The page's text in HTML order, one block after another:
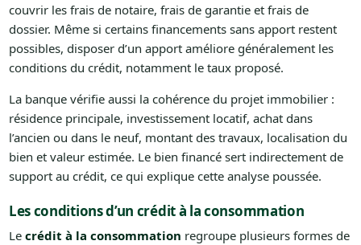
couvrir les frais de notaire, frais de garantie et frais de
dossier. Même si certains financements sans apport restent
possibles, disposer d’un apport améliore généralement les
conditions du crédit, notamment le taux proposé.
La banque vérifie aussi la cohérence du projet immobilier :
résidence principale, investissement locatif, achat dans
l’ancien ou dans le neuf, montant des travaux, localisation du
bien et valeur estimée. Le bien financé sert indirectement de
support au crédit, ce qui explique cette analyse poussée.
Les conditions d’un crédit à la consommation
Le crédit à la consommation regroupe plusieurs formes de